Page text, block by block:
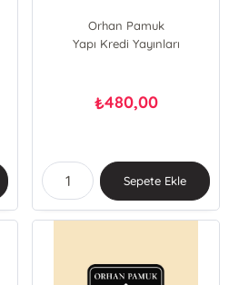
Orhan Pamuk
Yapı Kredi Yayınları
₺480,00
Sepete Ekle